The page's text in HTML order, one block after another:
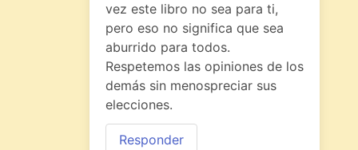
vez este libro no sea para ti,
pero eso no significa que sea
aburrido para todos.
Respetemos las opiniones de los
demás sin menospreciar sus
elecciones.
Responder